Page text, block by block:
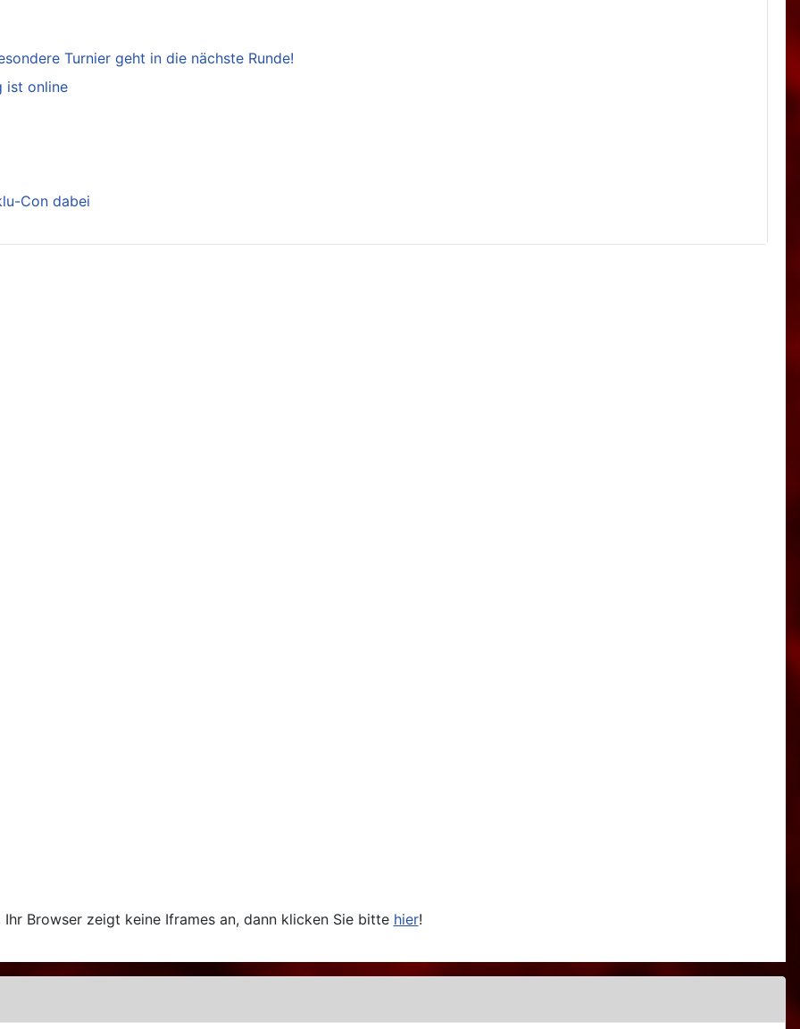
Turnier geht in die nächste Runde!
ist online
Con dabei
Ihr Browser zeigt keine Iframes an, dann klicken Sie bitte hier!